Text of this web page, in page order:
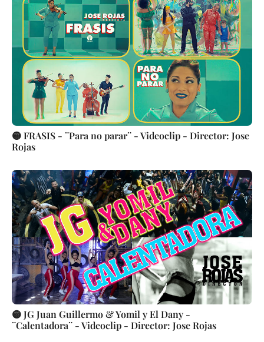
🟡 FRASIS - ¨Para no parar¨ - Videoclip - Director: Jose
Rojas
🟡 JG Juan Guillermo & Yomil y El Dany -
¨Calentadora¨ - Videoclip - Director: Jose Rojas